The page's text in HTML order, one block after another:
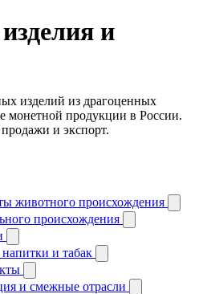
и
изделий из драгоценных
монетной продукции в России.
и экспорт.
животного происхождения
происхождения
и табак
и смежные отрасли